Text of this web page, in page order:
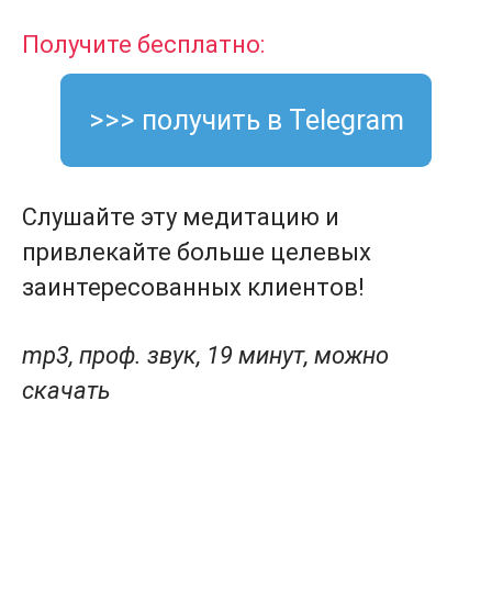
Получите бесплатно:
>>> получить в Telegram
Слушайте эту медитацию и
привлекайте больше целевых
заинтересованных клиентов!
mp3, проф. звук, 19 минут, можно
скачать